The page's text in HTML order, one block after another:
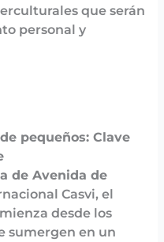
que serán
personal y
pequeños: Clave
de Avenida de
Casvi, el
desde los
sumergen en un